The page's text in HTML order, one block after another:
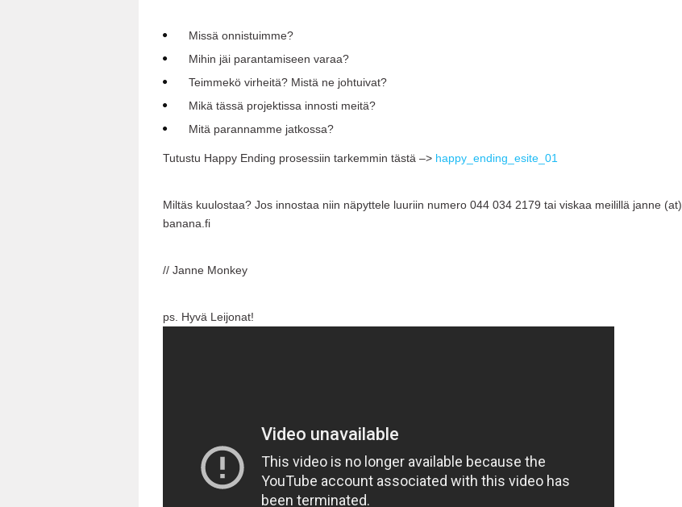
Missä onnistuimme?
Mihin jäi parantamiseen varaa?
Teimmekö virheitä? Mistä ne johtuivat?
Mikä tässä projektissa innosti meitä?
Mitä parannamme jatkossa?
Tutustu Happy Ending prosessiin tarkemmin tästä –> happy_ending_esite_01
Miltäs kuulostaa? Jos innostaa niin näpyttele luuriin numero 044 034 2179 tai viskaa meilillä janne (at)
banana.fi
// Janne Monkey
ps. Hyvä Leijonat!